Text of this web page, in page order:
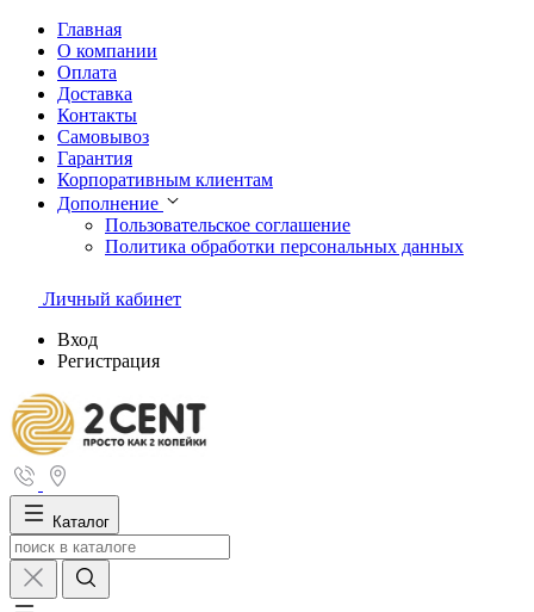
Главная
О компании
Оплата
Доставка
Контакты
Самовывоз
Гарантия
Корпоративным клиентам
Дополнение
Пользовательское соглашение
Политика обработки персональных данных
Личный кабинет
Вход
Регистрация
Каталог